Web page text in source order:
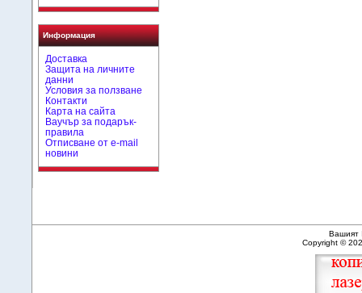
Информация
Доставка
Защита на личните
данни
Условия за ползване
Контакти
Карта на сайта
Ваучър за подарък-
правила
Отписване от e-mail
новини
Вашият
Copyright ©